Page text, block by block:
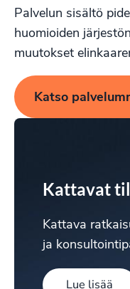
Palvelun sisältö
huomioiden
muutokset
Katso
Kattavat
Kattava
ja
Lue lisää